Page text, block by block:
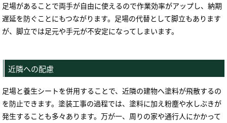
足場があることで両手が自由に使えるので作業効率がアップし、納期
遅延を防ぐことにもつながります。足場の代替として脚立もあります
が、脚立では足元や手元が不安定になってしまいます。
近隣への配慮
足場と養生シートを併用することで、近隣の建物へ塗料が飛散するの
を防止できます。塗装工事の過程では、塗料に加え粉塵や水しぶきが
発生することも多々あります。万が一、周りの家や通行人にかかって